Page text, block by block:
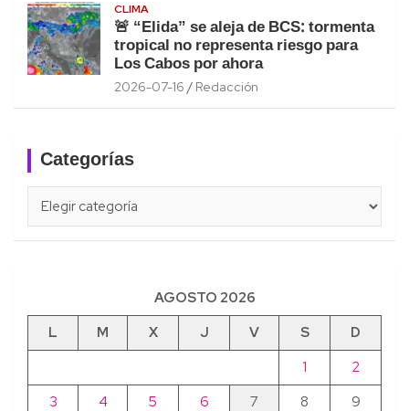
CLIMA
🚨 “Elida” se aleja de BCS: tormenta
tropical no representa riesgo para
Los Cabos por ahora
2026-07-16 Redacción
Categorías
AGOSTO 2026
L
M X J V S
D
1
2
3
4 5 6 7 8 9